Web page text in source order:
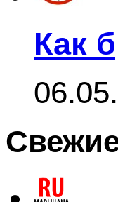
Как